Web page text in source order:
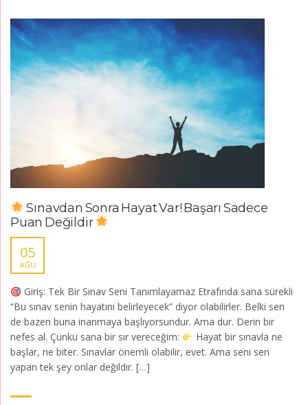
Sınavdan Sonra Hayat Var! Başarı Sadece
Puan Değildir
05
AĞU
Giriş: Tek Bir Sınav Seni Tanımlayamaz Etrafında sana sürekli
“Bu sınav senin hayatını belirleyecek” diyor olabilirler. Belki sen
de bazen buna inanmaya başlıyorsundur. Ama dur. Derin bir
nefes al. Çünkü sana bir sır vereceğim:
Hayat bir sınavla ne
başlar, ne biter. Sınavlar önemli olabilir, evet. Ama seni sen
yapan tek şey onlar değildir. […]